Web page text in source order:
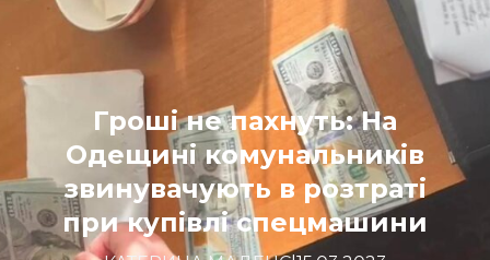
Гроші не пахнуть: На
Одещині комунальників
звинувачують в розтраті
при купівлі спецмашини